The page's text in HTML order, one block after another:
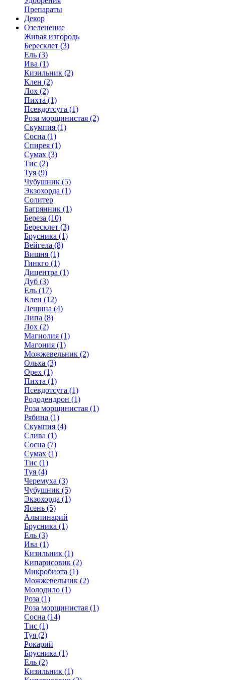
Препараты
Декор
Озеленение
Живая изгородь
Бересклет (3)
Ель (3)
Ива (1)
Кизильник (2)
Клен (2)
Лох (2)
Пихта (1)
Псевдотсуга (1)
Роза морщинистая (2)
Скумпия (1)
Сосна (1)
Спирея (1)
Сумах (3)
Тис (2)
Туя (9)
Чубушник (5)
Экзохорда (1)
Солитер
Багрянник (1)
Береза (10)
Бересклет (3)
Брусника (1)
Вейгела (8)
Вишня (1)
Гинкго (1)
Дицентра (1)
Дуб (3)
Ель (17)
Клен (12)
Лещина (4)
Липа (8)
Лох (2)
Магнолия (1)
Магония (1)
Можжевельник (2)
Ольха (3)
Орех (1)
Пихта (1)
Псевдотсуга (1)
Рододендрон (1)
Роза морщинистая (1)
Рябина (1)
Скумпия (4)
Слива (1)
Сосна (7)
Сумах (1)
Тис (1)
Туя (4)
Черемуха (3)
Чубушник (5)
Экзохорда (1)
Ясень (5)
Альпинарий
Брусника (1)
Ель (3)
Ива (1)
Кизильник (1)
Кипарисовик (2)
Микробиота (1)
Можжевельник (2)
Молодило (1)
Роза (1)
Роза морщинистая (1)
Сосна (14)
Тис (1)
Туя (2)
Рокарий
Брусника (1)
Ель (2)
Кизильник (1)